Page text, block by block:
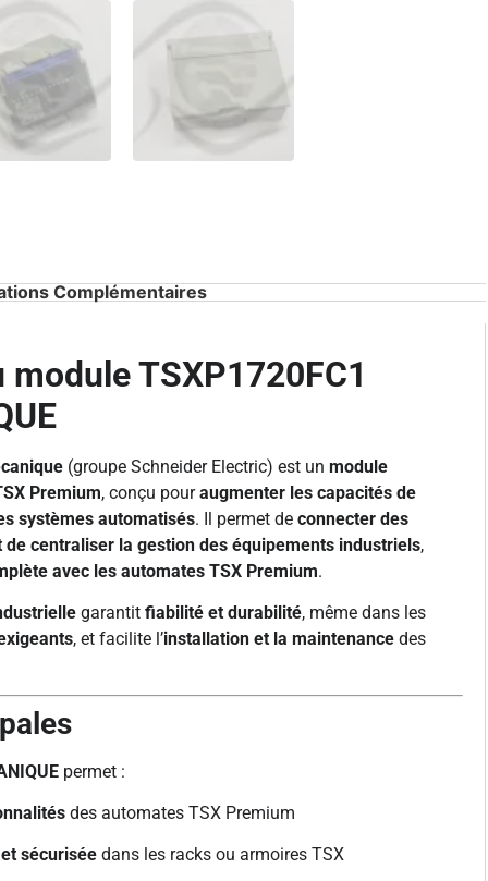
Complémentaires
TSXP1720FC1
(groupe Schneider Electric) est un module
Premium, conçu pouraugmenter les capacités de
systèmes automatisés. Il permet de connecter des
centraliser la gestion des équipements industriels,
avec les automates TSX Premium.
garantit fiabilité et durabilité, même dans les
, et facilite l’installation et la maintenance des
permet :
des automates TSX Premium
sécurisée dans les racks ou armoires TSX